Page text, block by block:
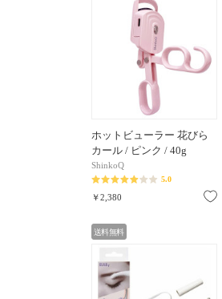
ホットビューラー 花びら
カール / ピンク / 40g
ShinkoQ
5.0
￥2,380
送料無料